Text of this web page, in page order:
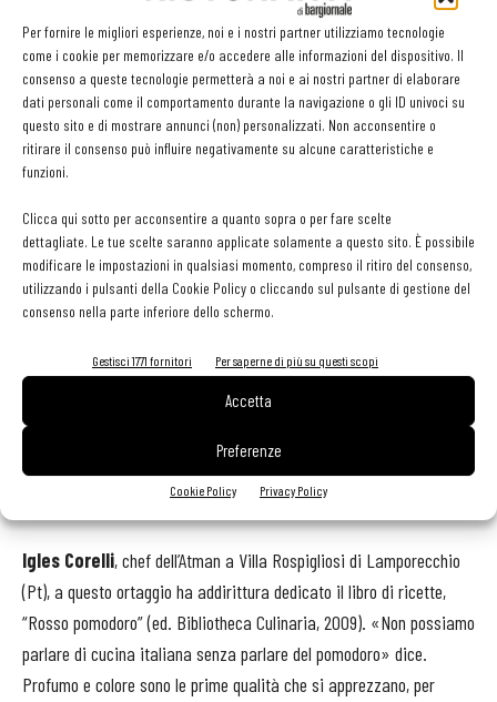
Per fornire le migliori esperienze, noi e i nostri partner utilizziamo tecnologie
come i cookie per memorizzare e/o accedere alle informazioni del dispositivo. Il
consenso a queste tecnologie permetterà a noi e ai nostri partner di elaborare
dati personali come il comportamento durante la navigazione o gli ID univoci su
questo sito e di mostrare annunci (non) personalizzati. Non acconsentire o
ritirare il consenso può influire negativamente su alcune caratteristiche e
funzioni.
Clicca qui sotto per acconsentire a quanto sopra o per fare scelte
dettagliate. Le tue scelte saranno applicate solamente a questo sito. È possibile
modificare le impostazioni in qualsiasi momento, compreso il ritiro del consenso,
utilizzando i pulsanti della Cookie Policy o cliccando sul pulsante di gestione del
consenso nella parte inferiore dello schermo.
Gestisci 1771 fornitori Per saperne di più su questi scopi
Accetta
Preferenze
Cookie Policy Privacy Policy
datterino, perché dura tutto l’anno, e mi piace anche il pomodoro
giallo, tanto che l’ho usato per un’amatriciana». Tra le novità di
Viviana, un’insolita bruschetta servita come dessert: due fette
dolci con gelato al lievito madre, marmellata di pomodori, sfere di
datterino e di mozzarella, basilico. La versatilità del pomodoro è
dimostrata anche daPaolo Lopriore , che già nel 2010, all’epoca
Certosa di Maggiano, proponeva come strepitoso dessert i
Pomodori conditi con pompelmo, verbena, olio e lamponi. Un piatto
emblematico, tanto da essere stato incluso nella mostra “Re e
Regine di Cuochi”, dedicata all’eccellenza della cucina italiana, in
partenza per un tour mondiale. Per non parlare del gelato
molecolare al pomodoro, che è stato presentato a Expo Milano 2015,
in occasione della Giornata mondiale del pomodoro.
ACIDITÀ, SAPORE ESSENZIALE
Igles Corelli, chef dell’Atman a Villa Rospigliosi di Lamporecchio
(Pt), a questo ortaggio ha addirittura dedicato il libro di ricette,
“Rosso pomodoro” (ed. Bibliotheca Culinaria, 2009). «Non possiamo
parlare di cucina italiana senza parlare del pomodoro» dice.
Profumo e colore sono le prime qualità che si apprezzano, per